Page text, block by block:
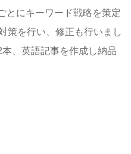
とにキーワード戦略を策定
策を行い、修正も行いまし
、英語記事を作成し納品